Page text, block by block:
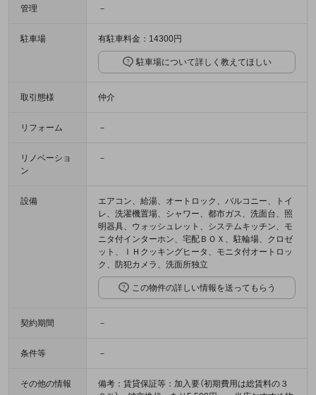
管理 －
駐車場 有駐車料金：14300円
駐車場について詳しく教えてほしい
取引態様 仲介
リフォーム －
リノベーショ
ン
－
設備
エアコン、給湯、オートロック、バルコニー、トイ
レ、洗濯機置場、シャワー、都市ガス、洗面台、照
明器具、ウォッシュレット、システムキッチン、モ
ニタ付インターホン、宅配ＢＯＸ、駐輪場、クロゼ
ット、ＩＨクッキングヒータ、モニタ付オートロッ
ク、防犯カメラ、洗面所独立
この物件の詳しい情報を送ってもらう
契約期間 －
条件等 －
その他の情報
備考：賃貸保証等：加入要（初期費用は総賃料の３